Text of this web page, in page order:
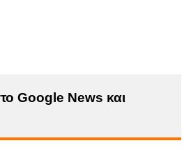
Google News και